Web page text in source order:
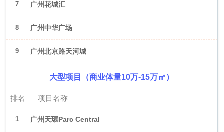
7 广州花城汇
8 广州中华广场
9 广州北京路天河城
大型项目（商业体量10万-15万㎡）
排名 项目名称
1 广州天環Parc Central